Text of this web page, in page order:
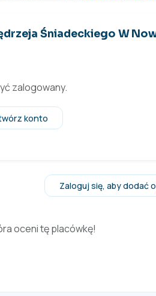
Śniadeckiego W
zalogowany.
konto
Zaloguj się, aby dodać
oceni tę placówkę!